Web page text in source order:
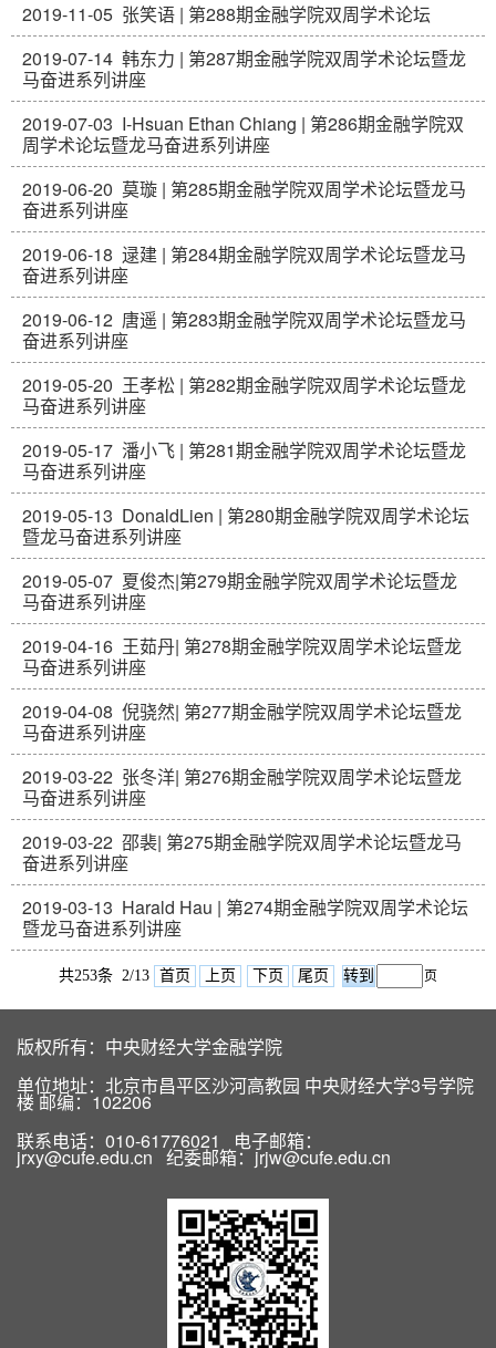
2019-11-05 张笑语 | 第288期金融学院双周学术论坛
2019-07-14 韩东力 | 第287期金融学院双周学术论坛暨龙
马奋进系列讲座
2019-07-03 I-Hsuan Ethan Chiang | 第286期金融学院双
周学术论坛暨龙马奋进系列讲座
2019-06-20 莫璇 | 第285期金融学院双周学术论坛暨龙马
奋进系列讲座
2019-06-18 逯建 | 第284期金融学院双周学术论坛暨龙马
奋进系列讲座
2019-06-12 唐遥 | 第283期金融学院双周学术论坛暨龙马
奋进系列讲座
2019-05-20 王孝松 | 第282期金融学院双周学术论坛暨龙
马奋进系列讲座
2019-05-17 潘小飞 | 第281期金融学院双周学术论坛暨龙
马奋进系列讲座
2019-05-13 DonaldLien | 第280期金融学院双周学术论坛
暨龙马奋进系列讲座
2019-05-07 夏俊杰|第279期金融学院双周学术论坛暨龙
马奋进系列讲座
2019-04-16 王茹丹| 第278期金融学院双周学术论坛暨龙
马奋进系列讲座
2019-04-08 倪骁然| 第277期金融学院双周学术论坛暨龙
马奋进系列讲座
2019-03-22 张冬洋| 第276期金融学院双周学术论坛暨龙
马奋进系列讲座
2019-03-22 邵裴| 第275期金融学院双周学术论坛暨龙马
奋进系列讲座
2019-03-13 Harald Hau | 第274期金融学院双周学术论坛
暨龙马奋进系列讲座
共253条 2/13 首页 上页 下页 尾页 页
版权所有：中央财经大学金融学院
单位地址：北京市昌平区沙河高教园 中央财经大学3号学院
楼 邮编：102206
联系电话：010-61776021 电子邮箱：
jrxy@cufe.edu.cn 纪委邮箱：jrjw@cufe.edu.cn